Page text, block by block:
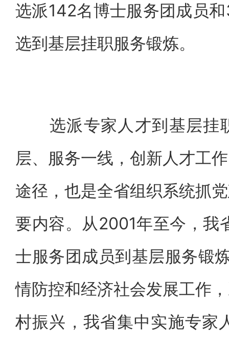
选派142名博士服务团成员
选到基层挂职服务锻炼。
选派专家人才到基层挂
层、服务一线，创新人才工
途径，也是全省组织系统抓
要内容。从2001年至今，我
士服务团成员到基层服务锻
情防控和经济社会发展工作
村振兴，我省集中实施专家